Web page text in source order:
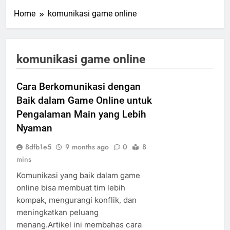
Home komunikasi game online
komunikasi game online
Cara Berkomunikasi dengan
Baik dalam Game Online untuk
Pengalaman Main yang Lebih
Nyaman
8dfb1e5 9 months ago 0
8
mins
Komunikasi yang baik dalam game
online bisa membuat tim lebih
kompak, mengurangi konflik, dan
meningkatkan peluang
menang.Artikel ini membahas cara